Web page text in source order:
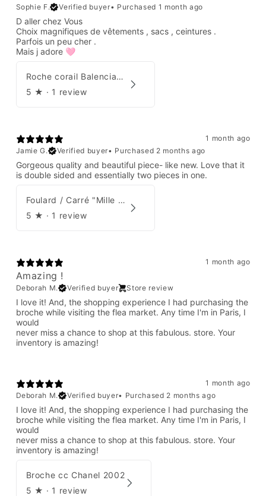
Sophie F.
Verified buyer• Purchased 1 month ago
D aller chez Vous
Choix magnifiques de vêtements , sacs , ceintures .
Parfois un peu cher .
Mais j adore 🩷
Roche corail Balenciaga 2006
5 ★ · 1 review
1 month ago
Jamie G.
Verified buyer• Purchased 2 months ago
Gorgeous quality and beautiful piece- like new. Love that it
is double sided and essentially two pieces in one.
Foulard / Carré "Mille Feuilles de Soie" Hermès par Natsuno Hidaka
5 ★ · 1 review
1 month ago
Amazing !
Deborah M. Verified buyer Store review
I love it! And, the shopping experience I had purchasing the
broche while visiting the flea market. Any time I'm in Paris, I
would
never miss a chance to shop at this fabulous. store. Your
inventory is amazing!
1 month ago
Deborah M.
Verified buyer• Purchased 2 months ago
I love it! And, the shopping experience I had purchasing the
broche while visiting the flea market. Any time I'm in Paris, I
would
never miss a chance to shop at this fabulous. store. Your
inventory is amazing!
Broche cc Chanel 2002
5 ★ · 1 review